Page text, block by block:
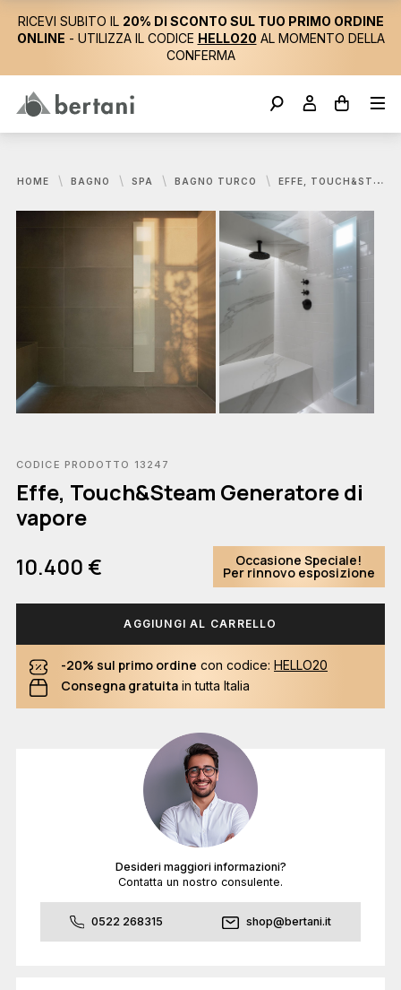
RICEVI SUBITO IL 20% DI SCONTO SUL TUO PRIMO ORDINE
ONLINE - UTILIZZA IL CODICE HELLO20 AL MOMENTO DELLA
CONFERMA
HOME BAGNO SPA BAGNO TURCO EFFE, TOUCH&STEAM GENERATORE DI VAPORE
CODICE PRODOTTO 13247
Effe, Touch&Steam Generatore di
vapore
10.400 €
Occasione Speciale!
Per rinnovo esposizione
AGGIUNGI AL CARRELLO
-20% sul primo ordine con codice: HELLO20
Consegna gratuita in tutta Italia
Desideri maggiori informazioni?
Contatta un nostro consulente.
0522 268315 shop@bertani.it